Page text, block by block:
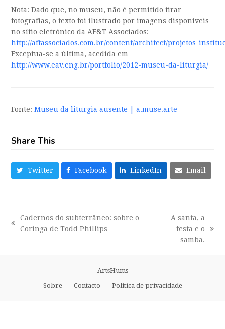
Nota: Dado que, no museu, não é permitido tirar
fotografias, o texto foi ilustrado por imagens disponíveis
no sítio eletrónico da AF&T Associados:
http://aftassociados.com.br/content/architect/
Exceptua-se a última, acedida em
http://www.eav.eng.br/portfolio/2012-museu-da-liturgia/
Fonte:Museu da liturgia ausente | a.muse.arte
Share This
Twitter Facebook LinkedIn Email
previous
Cadernos do subterrâneo: sobre o
Coringa de Todd Phillips
A santa, a
festa e o
samba.
ArtsHums
Sobre
Contacto Política de privacidade